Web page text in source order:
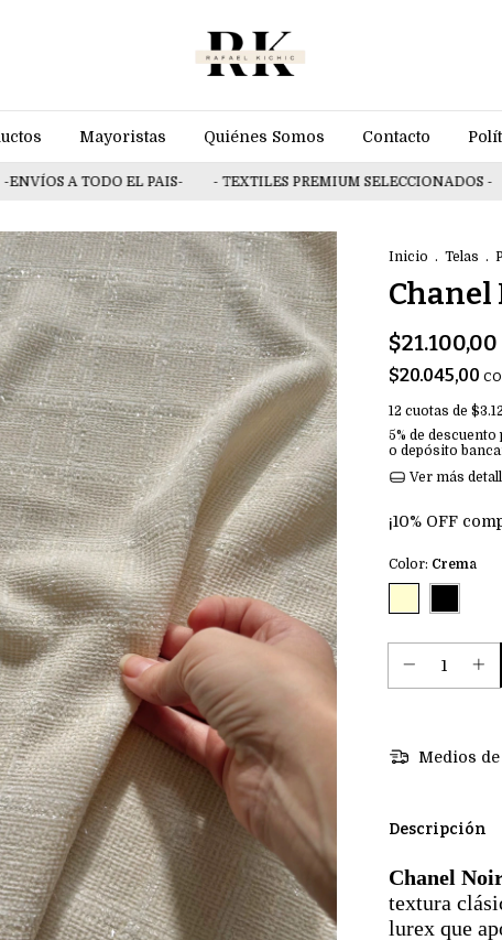
Mayoristas Quiénes Somos Contacto
A TODO EL PAIS- - TEXTILES PREMIUM SELECCIONADOS - -
Inicio . Telas .
Chanel
$21.100,00
$20.045,00
12 cuotas de
5% de descuento
o depósito
Ver más
¡10% OFF
Color: Crema
Medios
Descripción
Chanel
textura
lurex que